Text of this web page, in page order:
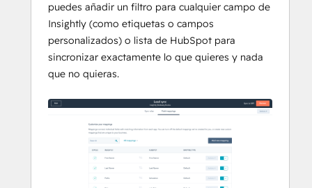
puedes añadir un filtro para cualquier campo de
Insightly (como etiquetas o campos
personalizados) o lista de HubSpot para
sincronizar exactamente lo que quieres y nada
que no quieras.